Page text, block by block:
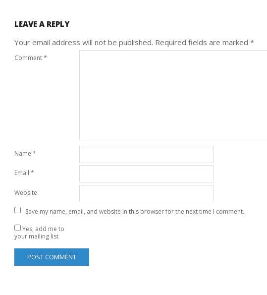
LEAVE A REPLY
Your email address will not be published. Required fields are marked *
Comment*
Name *
Email *
Website
Save my name, email, and website in this browser for the next time I comment.
Yes, add me to
your mailing list